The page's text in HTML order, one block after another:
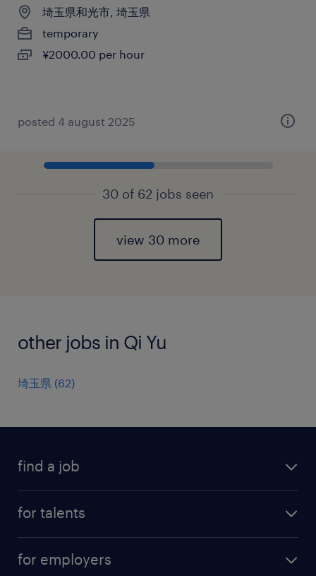
埼玉県和光市, 埼玉県
temporary
¥2000.00 per hour
posted 4 august 2025
30 of 62 jobs seen
view 30 more
other jobs in Qi Yu
埼玉県 (62)
find a job
for talents
professional career
for employers